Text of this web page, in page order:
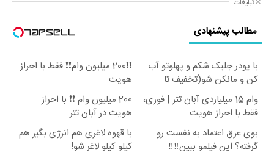
مطالب پیشنهادی
با پودر جلبک شکم و پهلوتو آب
کن و مانکن شو(تخفیف تا
امشب)
❗❗200 میلیون وام❗❗ فقط با احراز
هویت
وام 15 میلیاردی آبان تتر | فوری،
فقط با احراز هویت
200 میلیون وام ❗❗ با احراز
هویت در آبان تتر
بوی عرق اعتماد به‌ نفست رو
گرفته؟ این فیلمو ببین‼️‼️
با قهوه لاغری هم انرژی بگیر هم
کیلو کیلو لاغر شو!